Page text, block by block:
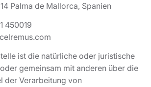
Palma de Mallorca, Spanien
450019
ist die natürliche oder juristische
gemeinsam mit anderen über die
der Verarbeitung von